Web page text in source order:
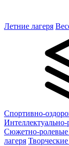
Летние лагеря
Спортивно-
Сюжетно-ролевые
лагеря Творческие